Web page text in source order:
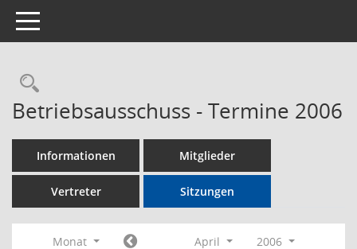
Toggle navigation
Rechercheauswahl
Betriebsausschuss - Termine 2006
Informationen Mitglieder
Vertreter Sitzungen
Monat April
2006